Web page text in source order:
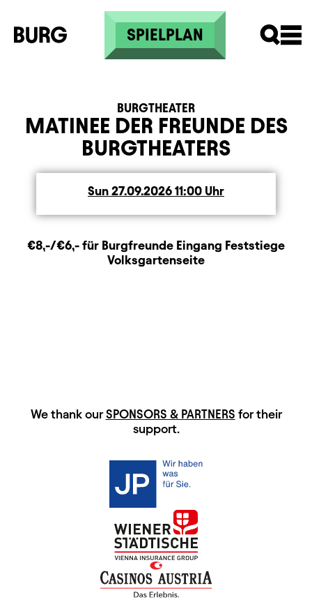
Skip to main content
SPIELPLAN
MATINEE DER FREUNDE DES
BURGTHEATERS
BURGTHEATER
Sun Sunday
27.09.2026 11:00Uhr
BeschreibungInformation
Zusatzinformation
€8,-/€6,- für Burgfreunde Eingang Feststiege
Volksgartenseite
HAUPTSPONSOREN
We thank ourSPONSORS & PARTNERS for their
support.